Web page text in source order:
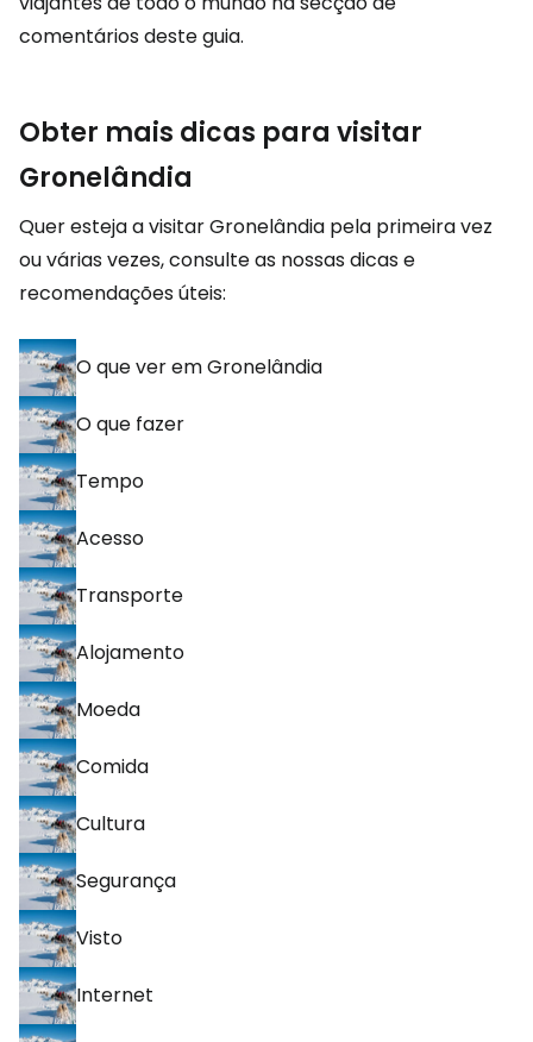
comentários deste guia.
Obter mais dicas para visitar
Gronelândia
Quer esteja a visitar Gronelândia pela primeira vez
ou várias vezes, consulte as nossas dicas e
recomendações úteis:
O que ver em Gronelândia
O que fazer
Tempo
Acesso
Transporte
Alojamento
Moeda
Comida
Cultura
Segurança
Visto
Internet